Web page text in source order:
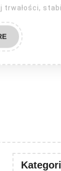
trwałości,
READ
MORE